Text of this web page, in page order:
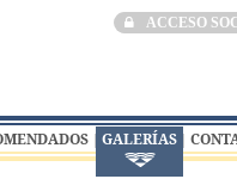
ACCESO
GALERÍAS